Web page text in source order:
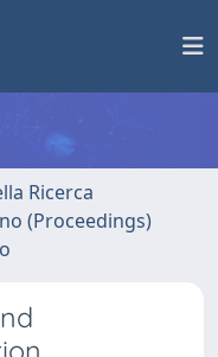
Ricerca
(Proceedings)